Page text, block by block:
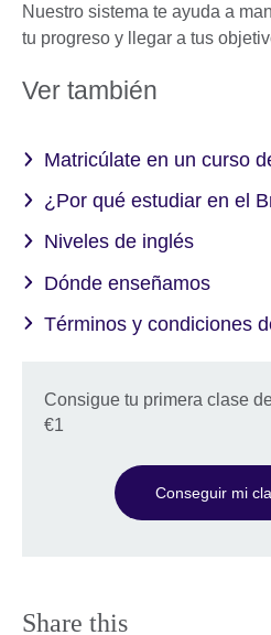
Nuestro sistema te ayuda a
tu progreso y llegar a tus
Ver también
Matricúlate en un curso
¿Por qué estudiar en el
Niveles de inglés
Dónde enseñamos
Términos y condiciones
Consigue tu primera clase
€1
Conseguir mi
Share this